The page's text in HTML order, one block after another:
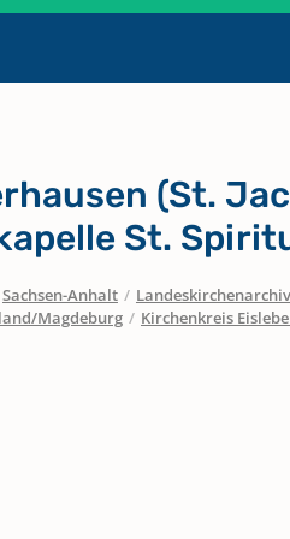
(St.
St.
Sachsen-Anhalt /
Magdeburg / Kirchenkreis